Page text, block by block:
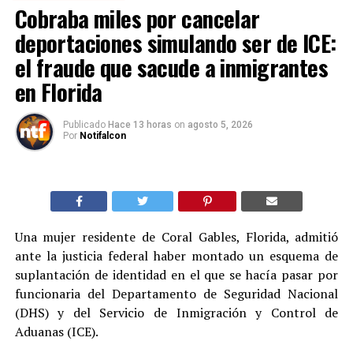
Cobraba miles por cancelar
deportaciones simulando ser de ICE:
el fraude que sacude a inmigrantes
en Florida
Publicado Hace 13 horas on agosto 5, 2026
Por Notifalcon
Una mujer residente de Coral Gables, Florida, admitió
ante la justicia federal haber montado un esquema de
suplantación de identidad en el que se hacía pasar por
funcionaria del Departamento de Seguridad Nacional
(DHS) y del Servicio de Inmigración y Control de
Aduanas (ICE).